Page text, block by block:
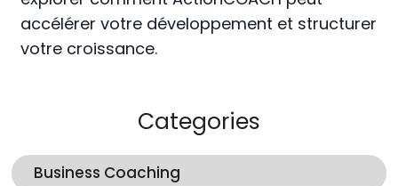
accélérer votre développement et structurer
votre croissance.
Categories
Business Coaching